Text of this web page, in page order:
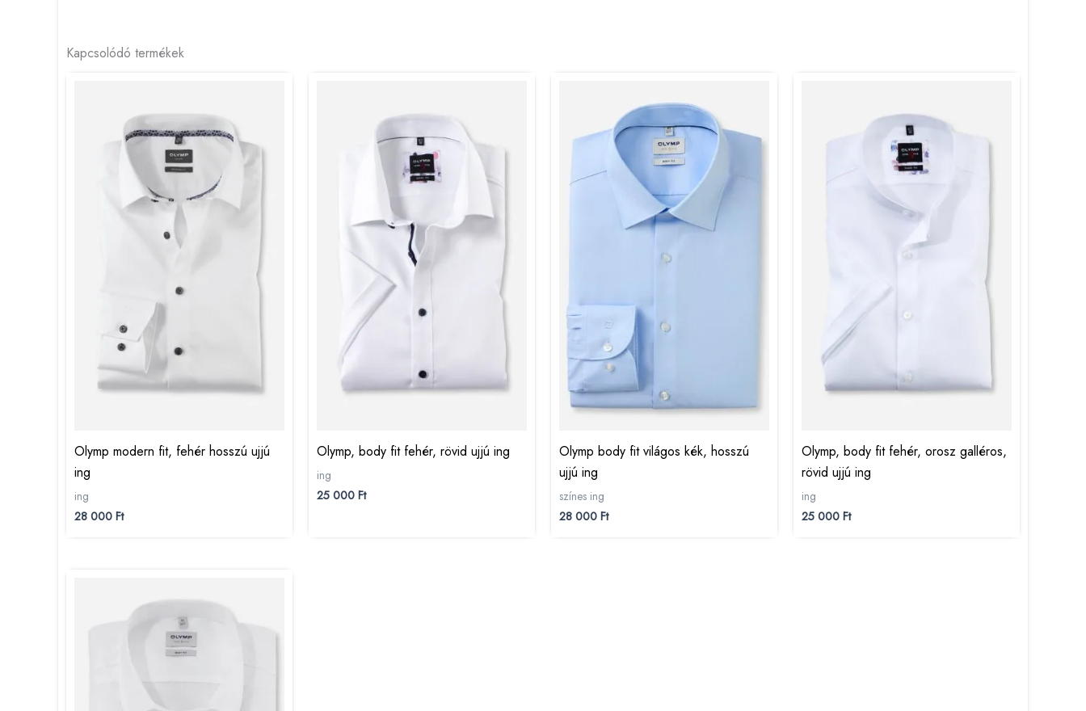
Kapcsolódó termékek
Olymp modern fit, fehér hosszú ujjú
ing
ing
28 000 Ft
Olymp, body fit fehér, rövid ujjú ing
ing
25 000 Ft
Olymp body fit világos kék, hosszú
ujjú ing
színes ing
28 000 Ft
Olymp, body fit fehér, orosz galléros,
rövid ujjú ing
ing
25 000 Ft